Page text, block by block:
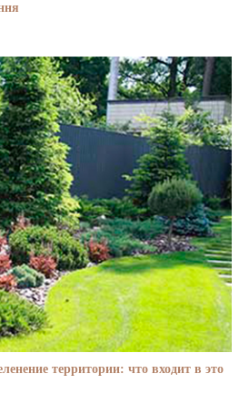
территории: что входит в это